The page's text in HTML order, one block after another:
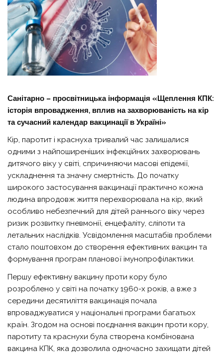
Санітарно – просвітницька інформація «Щеплення КПК:
історія впровадження, вплив на захворюваність на кір
та сучасний календар вакцинації в Україні»
Кір, паротит і краснуха тривалий час залишалися
одними з найпоширеніших інфекційних захворювань
дитячого віку у світі, спричиняючи масові епідемії,
ускладнення та значну смертність. До початку
широкого застосування вакцинації практично кожна
людина впродовж життя перехворювала на кір, який
особливо небезпечний для дітей раннього віку через
ризик розвитку пневмонії, енцефаліту, сліпоти та
летальних наслідків. Усвідомлення масштабів проблеми
стало поштовхом до створення ефективних вакцин та
формування програм планової імунопрофілактики.
Першу ефективну вакцину проти кору було
розроблено у світі на початку 1960-х років, а вже з
середини десятиліття вакцинація почала
впроваджуватися у національні програми багатьох
країн. Згодом на основі поєднання вакцин проти кору,
паротиту та краснухи була створена комбінована
вакцина КПК, яка дозволила одночасно захищати дітей